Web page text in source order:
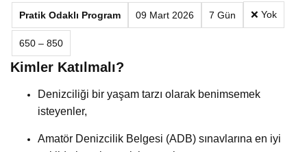
Pratik Odaklı Program 09 Mart 2026 7 Gün ❌ Yok
650 – 850
Kimler Katılmalı?
Denizciliği bir yaşam tarzı olarak benimsemek
isteyenler,
Amatör Denizcilik Belgesi (ADB) sınavlarına en iyi